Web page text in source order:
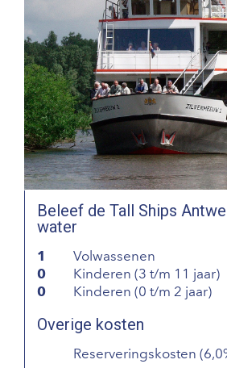
Beleef de Tall Ships
water
1 Volwassenen
0
Kinderen (3 t/m 11 jaar)
0
Kinderen (0 t/m 2 jaar)
Overige kosten
Reserveringskosten